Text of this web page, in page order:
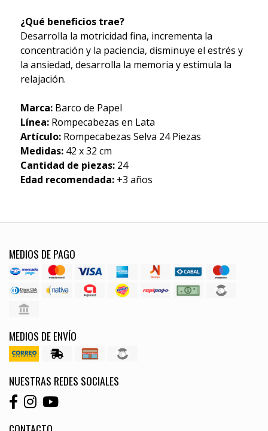
¿Qué beneficios trae?
Desarrolla la motricidad fina, incrementa la
concentración y la paciencia, disminuye el estrés y
la ansiedad, desarrolla la memoria y estimula la
relajación.
Marca:Barco de Papel
Línea:Rompecabezas en Lata
Artículo:Rompecabezas Selva 24 Piezas
Medidas:42 x 32 cm
Cantidad de piezas:24
Edad recomendada:+3 años
MEDIOS DE PAGO
MEDIOS DE ENVÍO
NUESTRAS REDES SOCIALES